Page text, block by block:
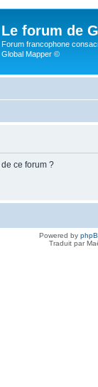
Le forum de
Forum francophone
Global Mapper ©
ce forum ?
Powered by
Traduit par